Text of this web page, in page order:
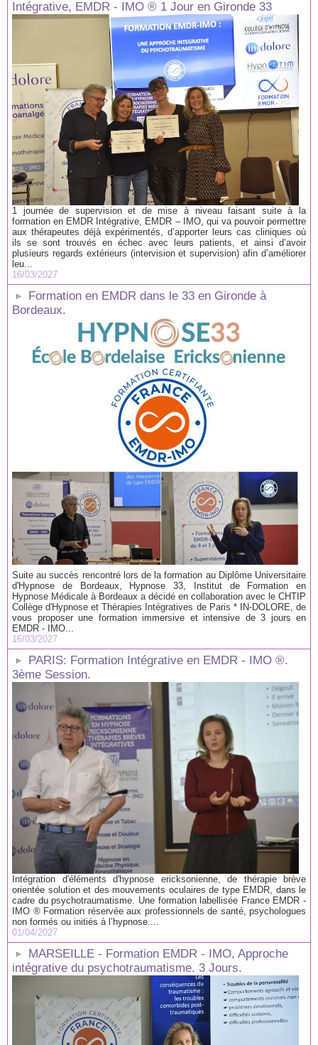
Intégrative, EMDR - IMO ® 1 Jour en Gironde 33
1 journée de supervision et de mise à niveau faisant suite à la
formation en EMDR Intégrative, EMDR – IMO, qui va pouvoir permettre
aux thérapeutes déjà expérimentés, d’apporter leurs cas cliniques où
ils se sont trouvés en échec avec leurs patients, et ainsi d’avoir
plusieurs regards extérieurs (intervision et supervision) afin d’améliorer
leu...
16/03/2027
Formation en EMDR dans le 33 en Gironde à
Bordeaux.
Suite au succès rencontré lors de la formation au Diplôme Universitaire
d'Hypnose de Bordeaux, Hypnose 33, Institut de Formation en
Hypnose Médicale à Bordeaux a décidé en collaboration avec le CHTIP
Collège d'Hypnose et Thérapies Intégratives de Paris * IN-DOLORE, de
vous proposer une formation immersive et intensive de 3 jours en
EMDR - IMO...
16/03/2027
PARIS: Formation Intégrative en EMDR - IMO ®.
3ème Session.
Intégration d'éléments d'hypnose ericksonienne, de thérapie brève
orientée solution et des mouvements oculaires de type EMDR, dans le
cadre du psychotraumatisme. Une formation labellisée France EMDR -
IMO ® Formation réservée aux professionnels de santé, psychologues
non formés ou initiés à l’hypnose....
01/04/2027
MARSEILLE - Formation EMDR - IMO, Approche
intégrative du psychotraumatisme. 3 Jours.